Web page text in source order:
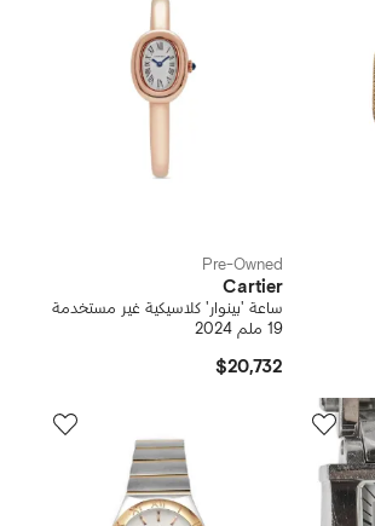
Pre-Owned
Cartier
ساعة 'بينوار' كلاسيكية غير مستخدمة
19 ملم 2024
$20,732